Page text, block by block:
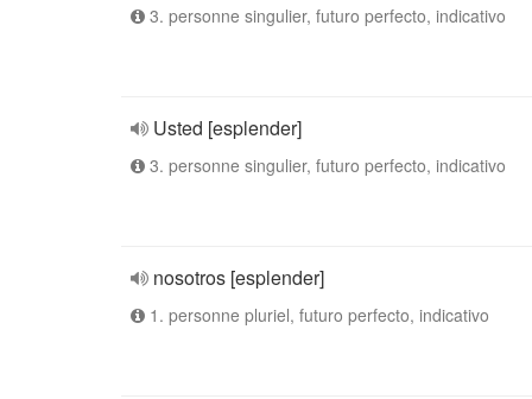
3. personne singulier, futuro perfecto, indicativo
Usted [esplender]
3. personne singulier, futuro perfecto, indicativo
nosotros [esplender]
1. personne pluriel, futuro perfecto, indicativo